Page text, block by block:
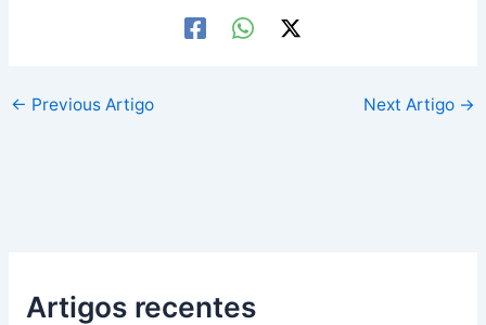
← Previous Artigo Next Artigo →
Artigos recentes